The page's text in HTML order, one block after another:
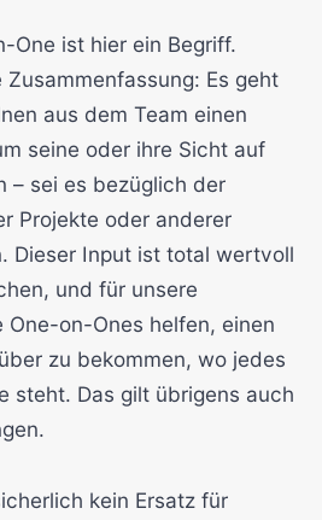
One ist hier ein Begriff.
Es geht
aus dem Team einen
seine oder ihre Sicht auf
– sei es bezüglich der
Projekte oder anderer
Dieser Input ist total wertvoll
und für unsere
One-on-Ones helfen, einen
zu bekommen, wo jedes
steht. Das gilt übrigens auch
kein Ersatz für